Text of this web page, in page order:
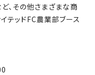
、その他さまざまな商
テッドFC農業部ブース